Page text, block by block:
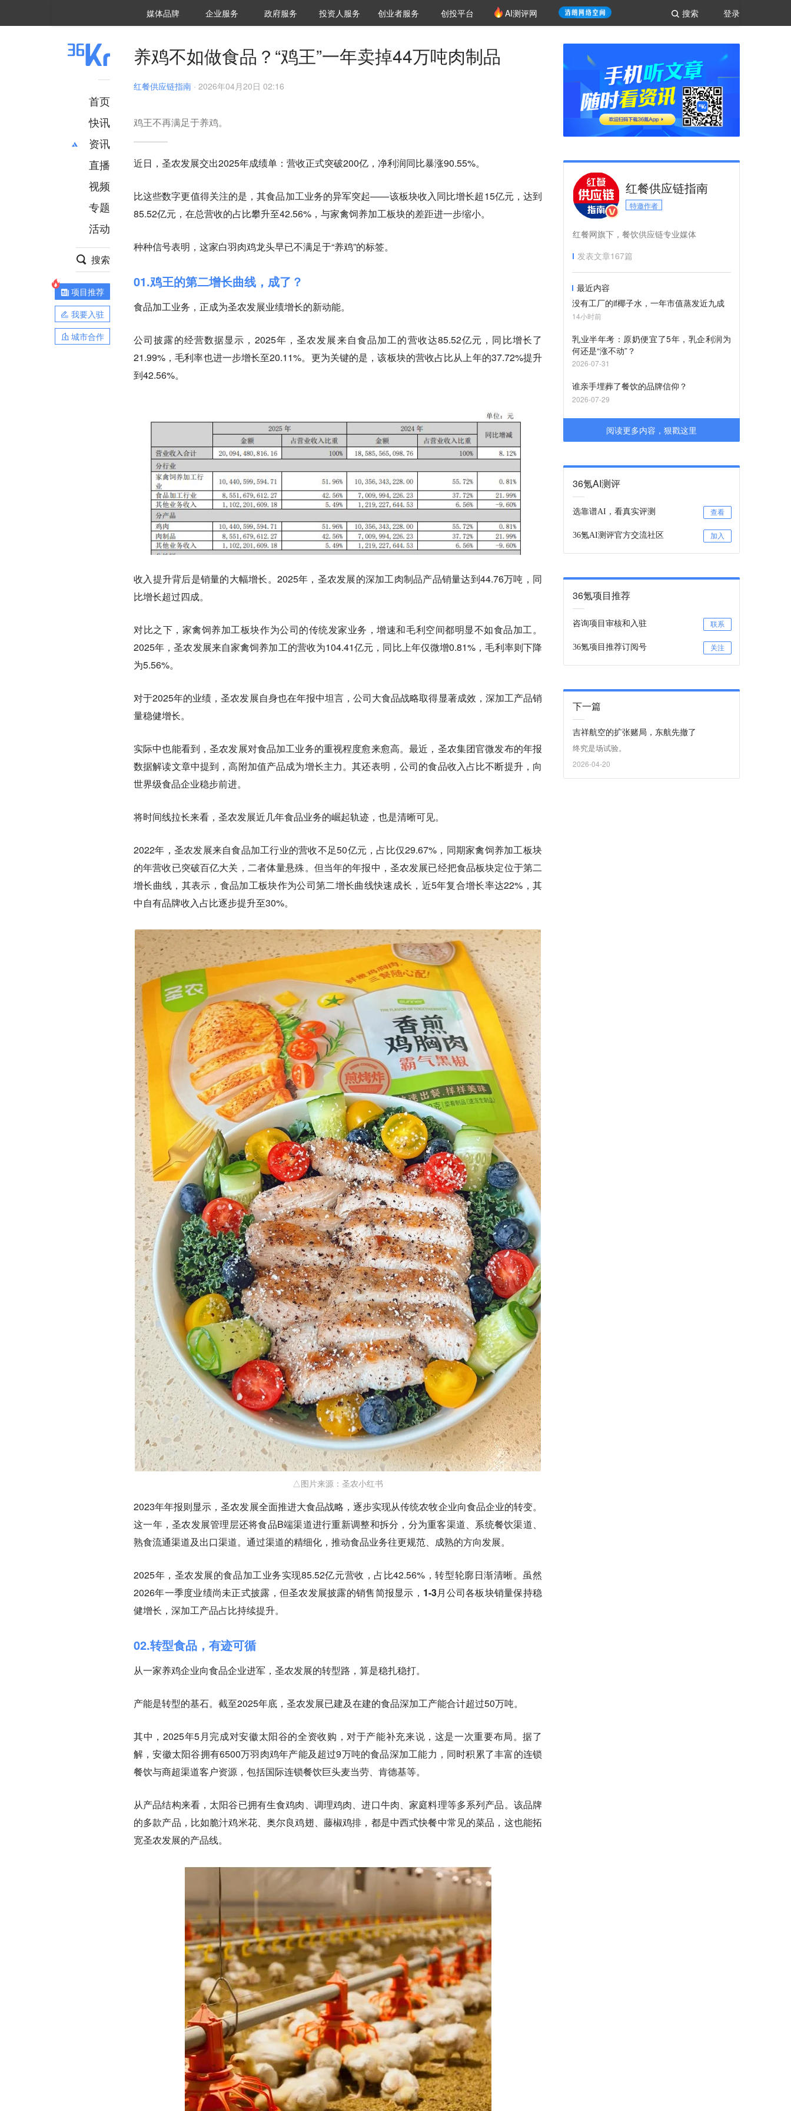
登录
搜索
媒体品牌 36Kr研究院
企业服务 城市之窗
政府服务 VClub投资机构库
投资机构职位推介
投资人服务 创投氪堂
创业者服务 创投平台 AI测评网
首页
快讯
资讯
推荐
财经
项目推荐
安徽
直播
视频
专题
活动
搜索
项目推荐
我要入驻
城市合作
养鸡不如做食品？“鸡王”一年卖掉44万吨肉制品
红餐供应链指南 · 2026年04月20日 02:16
鸡王不再满足于养鸡。
近日，圣农发展交出2025年成绩单：营收正式突破200亿，净利润同比暴涨90.55%。
比这些数字更值得关注的是，其食品加工业务的异军突起——该板块收入同比增长超15亿元，达到
85.52亿元，在总营收的占比攀升至42.56%，与家禽饲养加工板块的差距进一步缩小。
种种信号表明，这家白羽肉鸡龙头早已不满足于“养鸡”的标签。
01.鸡王的第二增长曲线，成了？
食品加工业务，正成为圣农发展业绩增长的新动能。
公司披露的经营数据显示，2025年，圣农发展来自食品加工的营收达85.52亿元，同比增长了
21.99%，毛利率也进一步增长至20.11%。更为关键的是，该板块的营收占比从上年的37.72%提升
到42.56%。
收入提升背后是销量的大幅增长。2025年，圣农发展的深加工肉制品产品销量达到44.76万吨，同
比增长超过四成。
对比之下，家禽饲养加工板块作为公司的传统发家业务，增速和毛利空间都明显不如食品加工。
2025年，圣农发展来自家禽饲养加工的营收为104.41亿元，同比上年仅微增0.81%，毛利率则下降
为5.56%。
对于2025年的业绩，圣农发展自身也在年报中坦言，公司大食品战略取得显著成效，深加工产品销
量稳健增长。
实际中也能看到，圣农发展对食品加工业务的重视程度愈来愈高。最近，圣农集团官微发布的年报
数据解读文章中提到，高附加值产品成为增长主力。其还表明，公司的食品收入占比不断提升，向
世界级食品企业稳步前进。
将时间线拉长来看，圣农发展近几年食品业务的崛起轨迹，也是清晰可见。
2022年，圣农发展来自食品加工行业的营收不足50亿元，占比仅29.67%，同期家禽饲养加工板块
的年营收已突破百亿大关，二者体量悬殊。但当年的年报中，圣农发展已经把食品板块定位于第二
增长曲线，其表示，食品加工板块作为公司第二增长曲线快速成长，近5年复合增长率达22%，其
中自有品牌收入占比逐步提升至30%。
△图片来源：圣农小红书
2023年年报则显示，圣农发展全面推进大食品战略，逐步实现从传统农牧企业向食品企业的转变。
这一年，圣农发展管理层还将食品B端渠道进行重新调整和拆分，分为重客渠道、系统餐饮渠道、
熟食流通渠道及出口渠道。通过渠道的精细化，推动食品业务往更规范、成熟的方向发展。
2025年，圣农发展的食品加工业务实现85.52亿元营收，占比42.56%，转型轮廓日渐清晰。虽然
2026年一季度业绩尚未正式披露，但圣农发展披露的销售简报显示， 1-3月公司各板块销量保持稳
健增长，深加工产品占比持续提升。
02.转型食品，有迹可循
从一家养鸡企业向食品企业进军，圣农发展的转型路，算是稳扎稳打。
产能是转型的基石。截至2025年底，圣农发展已建及在建的食品深加工产能合计超过50万吨。
其中，2025年5月完成对安徽太阳谷的全资收购，对于产能补充来说，这是一次重要布局。据了
解，安徽太阳谷拥有6500万羽肉鸡年产能及超过9万吨的食品深加工能力，同时积累了丰富的连锁
餐饮与商超渠道客户资源，包括国际连锁餐饮巨头麦当劳、肯德基等。
从产品结构来看，太阳谷已拥有生食鸡肉、调理鸡肉、进口牛肉、家庭料理等多系列产品。该品牌
的多款产品，比如脆汁鸡米花、奥尔良鸡翅、藤椒鸡排，都是中西式快餐中常见的菜品，这也能拓
宽圣农发展的产品线。
红餐供应链指南
特邀作者
红餐网旗下，餐饮供应链专业媒体
发表文章167篇
最近内容
没有工厂的if椰子水，一年市值蒸发近九成
14小时前
乳业半年考：原奶便宜了5年，乳企利润为
何还是“涨不动”？
2026-07-31
谁亲手埋葬了餐饮的品牌信仰？
2026-07-29
阅读更多内容，狠戳这里
36氪AI测评
选靠谱AI，看真实评测 查看
36氪AI测评官方交流社区 加入
36氪项目推荐
咨询项目审核和入驻 联系
36氪项目推荐订阅号 关注
下一篇
吉祥航空的扩张赌局，东航先撤了
终究是场试验。
2026-04-20